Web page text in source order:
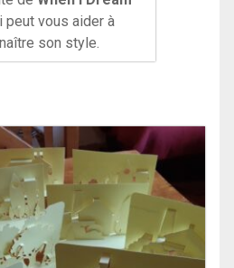
peut vous aider à
son style.